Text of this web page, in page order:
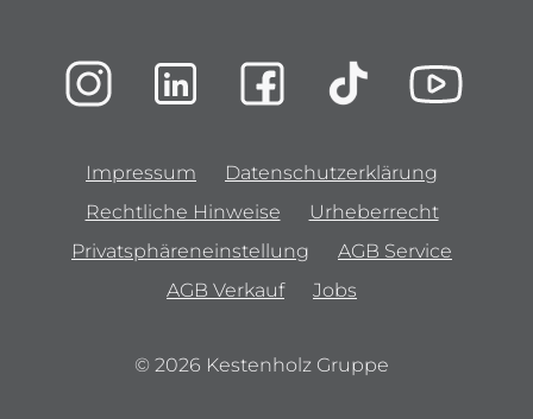
Impressum
Datenschutzerklärung
Rechtliche Hinweise
Urheberrecht
Privatsphäreneinstellung
AGB Service
AGB Verkauf
Jobs
© 2026 Kestenholz Gruppe